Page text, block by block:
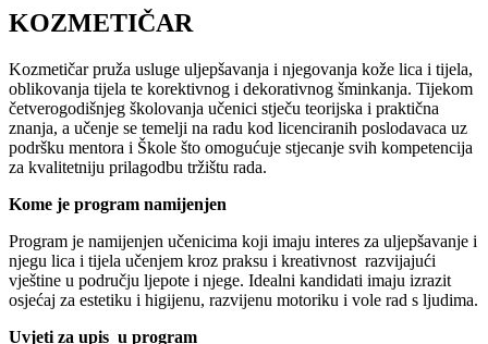
KOZMETIČAR
Kozmetičar pruža usluge uljepšavanja i njegovanja kože lica i tijela,
oblikovanja tijela te korektivnog i dekorativnog šminkanja. Tijekom
četverogodišnjeg školovanja učenici stječu teorijska i praktična
znanja, a učenje se temelji na radu kod licenciranih poslodavaca uz
podršku mentora i Škole što omogućuje stjecanje svih kompetencija
za kvalitetniju prilagodbu tržištu rada.
Kome je program namijenjen
Program je namijenjen učenicima koji imaju interes za uljepšavanje i
njegu lica i tijela učenjem kroz praksu i kreativnost razvijajući
vještine u području ljepote i njege. Idealni kandidati imaju izrazit
osjećaj za estetiku i higijenu, razvijenu motoriku i vole rad s ljudima.
Uvjeti za upis u program